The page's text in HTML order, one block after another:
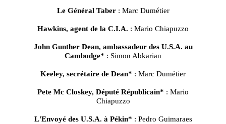
Le Général Taber : Marc Dumétier
Hawkins, agent de la C.I.A. : Mario Chiapuzzo
John Gunther Dean, ambassadeur des U.S.A. au
Cambodge* : Simon Abkarian
Keeley, secrétaire de Dean* : Marc Dumétier
Pete Mc Closkey, Député Républicain* : Mario
Chiapuzzo
L'Envoyé des U.S.A. à Pékin* : Pedro Guimaraes